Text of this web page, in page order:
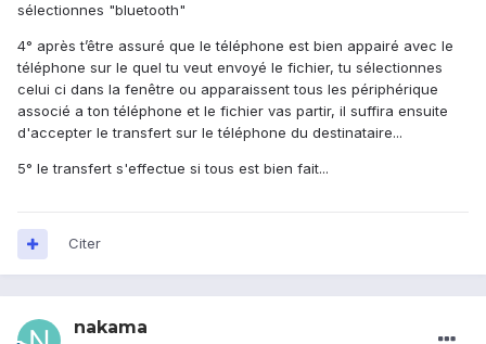
sélectionnes "bluetooth"
4° après t’être assuré que le téléphone est bien appairé avec le
téléphone sur le quel tu veut envoyé le fichier, tu sélectionnes
celui ci dans la fenêtre ou apparaissent tous les périphérique
associé a ton téléphone et le fichier vas partir, il suffira ensuite
d'accepter le transfert sur le téléphone du destinataire...
5° le transfert s'effectue si tous est bien fait...
Citer
nakama